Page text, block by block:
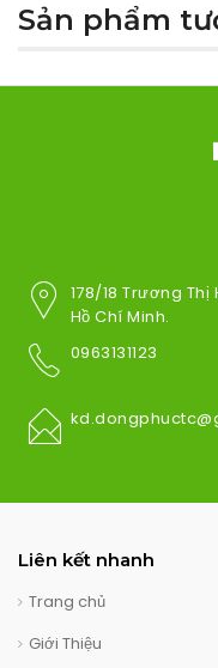
Sản phẩm
178/18 Trương Thị
Hồ Chí Minh.
0963131123
Liên kết nhanh
Trang chủ
Giới Thiệu